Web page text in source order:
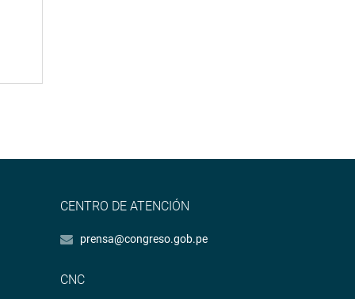
CENTRO DE ATENCIÓN
prensa@congreso.gob.pe
CNC